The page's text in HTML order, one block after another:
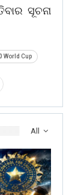
ସୂଚନା
World Cup
All